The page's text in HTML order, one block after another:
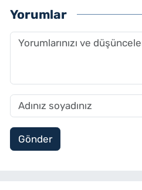
Yorumlar
Gönder